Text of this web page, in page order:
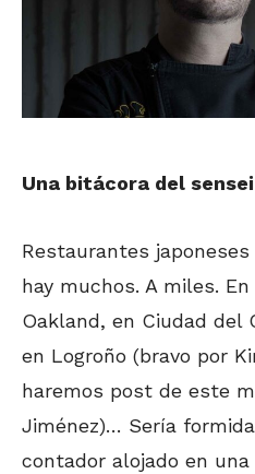
Una bitácora del
Restaurantes
hay muchos. A miles.
Oakland, en Ciudad del
en Logroño (bravo por
haremos post de este
Jiménez)… Sería
contador alojado en